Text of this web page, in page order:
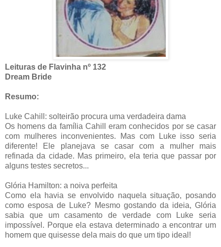
Leituras de Flavinha nº 132
Dream Bride
Resumo:
Luke Cahill: solteirão procura uma verdadeira dama
Os homens da família Cahill eram conhecidos por se casar
com mulheres inconvenientes. Mas com Luke isso seria
diferente! Ele planejava se casar com a mulher mais
refinada da cidade. Mas primeiro, ela teria que passar por
alguns testes secretos...
Glória Hamilton: a noiva perfeita
Como ela havia se envolvido naquela situação, posando
como esposa de Luke? Mesmo gostando da ideia, Glória
sabia que um casamento de verdade com Luke seria
impossível. Porque ela estava determinado a encontrar um
homem que quisesse dela mais do que um tipo ideal!